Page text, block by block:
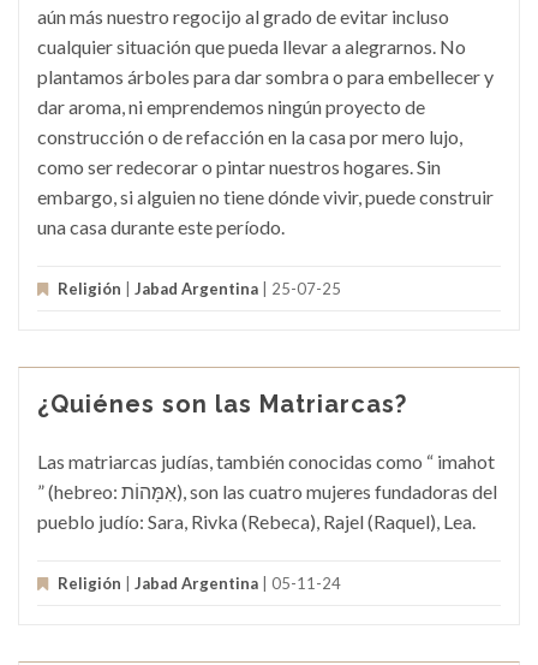
aún más nuestro regocijo al grado de evitar incluso
cualquier situación que pueda llevar a alegrarnos. No
plantamos árboles para dar sombra o para embellecer y
dar aroma, ni emprendemos ningún proyecto de
construcción o de refacción en la casa por mero lujo,
como ser redecorar o pintar nuestros hogares. Sin
embargo, si alguien no tiene dónde vivir, puede construir
una casa durante este período.
Religión Jabad Argentina | 25-07-25
¿Quiénes son las Matriarcas?
Las matriarcas judías, también conocidas como “ imahot
” (hebreo: אִמָּהוֹת), son las cuatro mujeres fundadoras del
pueblo judío: Sara, Rivka (Rebeca), Rajel (Raquel), Lea.
Religión Jabad Argentina | 05-11-24